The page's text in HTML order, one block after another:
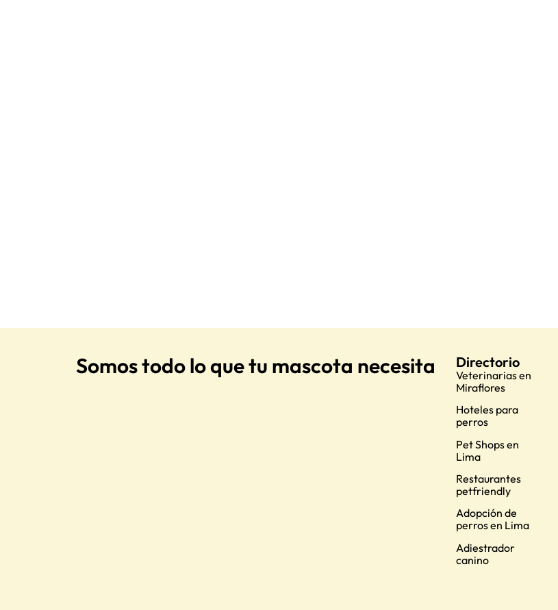
Somos todo lo que tu mascota necesita Directorio
Veterinarias en
Miraflores
Hoteles para
perros
Pet Shops en
Lima
Restaurantes
petfriendly
Adopción de
perros en Lima
Adiestrador
canino